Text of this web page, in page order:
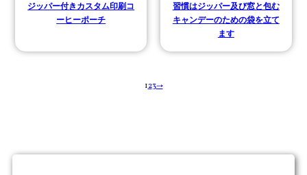
ジッパー付きカスタム印刷コ
ーヒーポーチ
習慣はジッパー及び窓と包む
キャンデーのための袋を立て
ます
123→